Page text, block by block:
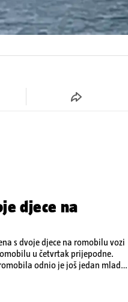
djece na
s dvoje djece na romobilu vozi
u četvrtak prijepodne.
odnio je još jedan mladi